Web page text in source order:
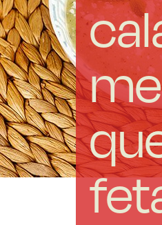
Las Noticias
Instrucciones de
FAQ
Contacto